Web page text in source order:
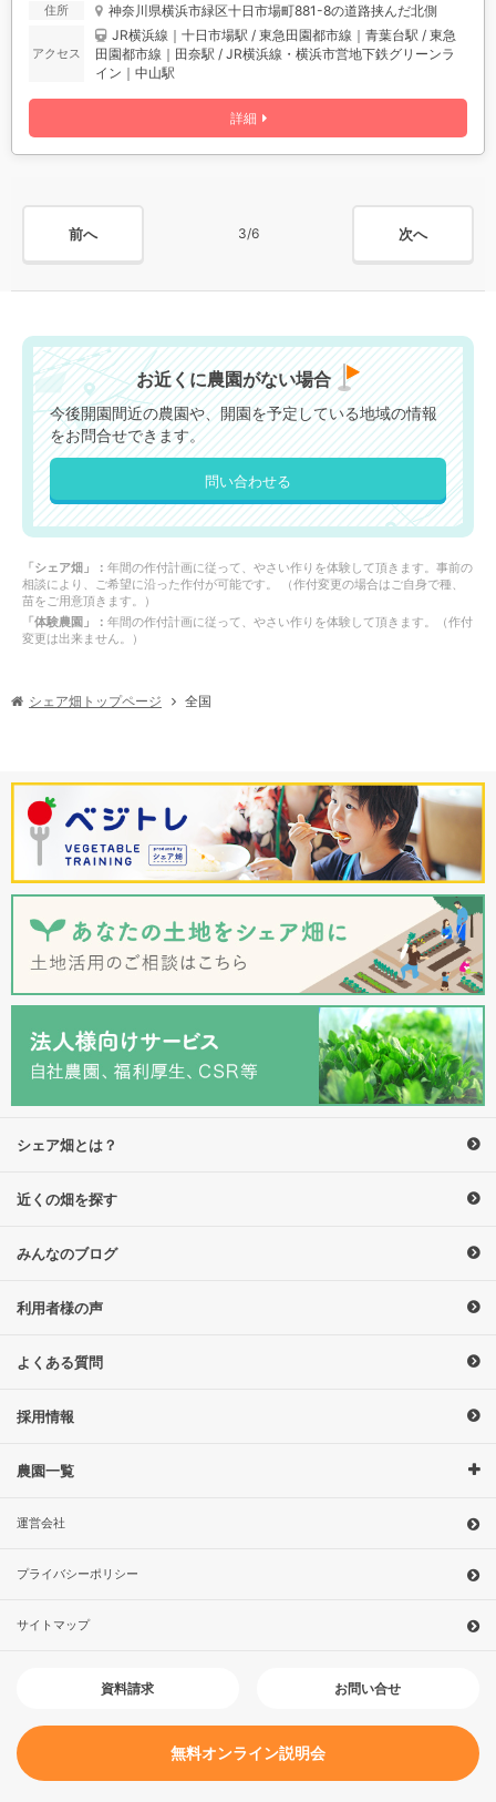
詳細
住所 神奈川県横浜市緑区十日市場町881-8の道路挟んだ北側
アクセス
JR横浜線｜十日市場駅 / 東急田園都市線｜青葉台駅 / 東急
田園都市線｜田奈駅 / JR横浜線・横浜市営地下鉄グリーンラ
イン｜中山駅
前へ 3/6 次へ
お近くに農園がない場合
今後開園間近の農園や、開園を予定している地域の情報
をお問合せできます。
問い合わせる
「シェア畑」：年間の作付計画に従って、やさい作りを体験して頂きます。事前の
相談により、ご希望に沿った作付が可能です。 （作付変更の場合はご自身で種、
苗をご用意頂きます。）
「体験農園」：年間の作付計画に従って、やさい作りを体験して頂きます。（作付
変更は出来ません。）
シェア畑トップページ 全国
シェア畑とは？
近くの畑を探す
みんなのブログ
利用者様の声
よくある質問
採用情報
農園一覧
運営会社
プライバシーポリシー
サイトマップ
資料請求 お問い合せ
無料オンライン説明会